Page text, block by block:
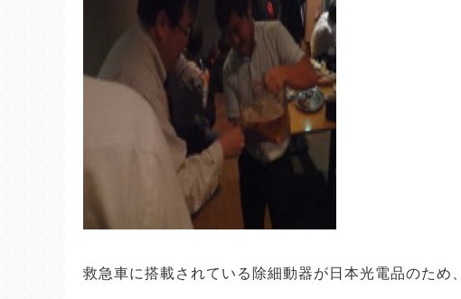
救急車に搭載されている除細動器が日本光電品のため、